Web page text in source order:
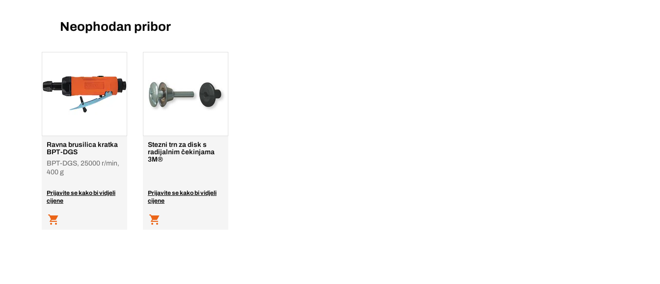
Neophodan pribor
Ravna brusilica kratka
BPT-DGS
BPT-DGS, 25000 r/min,
400 g
Prijavite se kako bi vidjeli
cijene
Stezni trn za disk s
radijalnim čekinjama
3M®
Prijavite se kako bi vidjeli
cijene